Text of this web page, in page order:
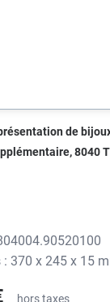
de
8040
370 x 245 x 15
hors taxes